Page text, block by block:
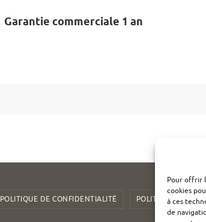
Pour offrir
cookies
à ces
de
Garantie commerciale 1 an
POLITIQUE DE CONFIDENTIALITÉ POLITIQUE DE